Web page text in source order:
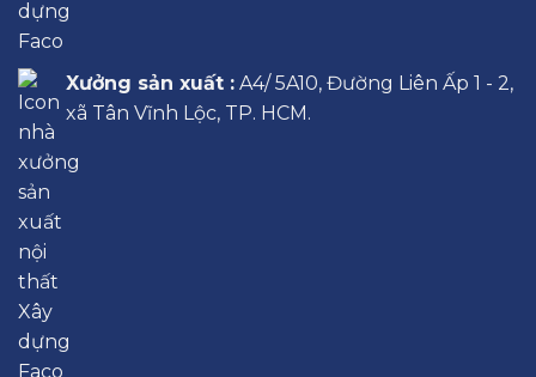
Xưởng sản xuất : A4/ 5A10, Đường Liên Ấp 1 - 2,
xã Tân Vĩnh Lộc, TP. HCM.